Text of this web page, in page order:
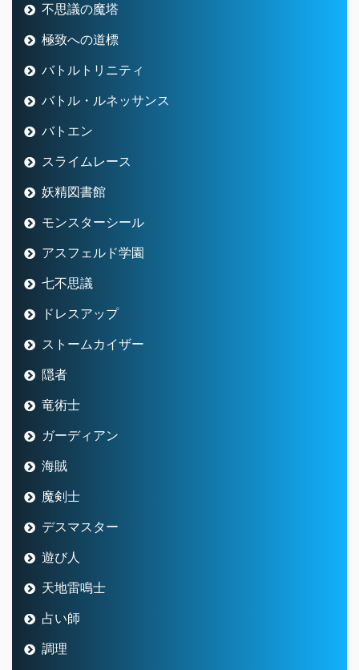
不思議の魔塔
極致への道標
バトルトリニティ
バトル・ルネッサンス
バトエン
スライムレース
妖精図書館
モンスターシール
アスフェルド学園
七不思議
ドレスアップ
ストームカイザー
隠者
竜術士
ガーディアン
海賊
魔剣士
デスマスター
遊び人
天地雷鳴士
占い師
調理